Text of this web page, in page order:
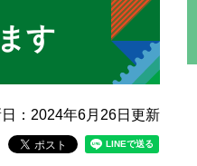
す
：2024年6月26日更新